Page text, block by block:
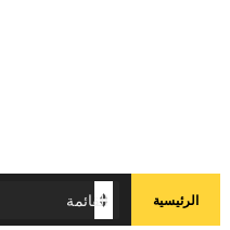
الرئيسية